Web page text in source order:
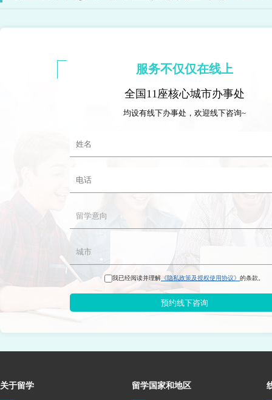
服务不仅仅在线上
全国11座核心城市办事处
均设有线下办事处，欢迎线下咨询~
我已经阅读并理解 《隐私政策及授权使用协议》 的条款。
预约线下咨询
关于留学 留学国家和地区